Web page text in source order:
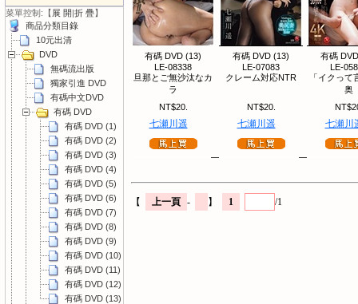
菜單控制:【展 開|折 疊】
商品分類目錄
10元出清
DVD
無碼流出版
獨家引進 DVD
有碼中文DVD
有碼 DVD
有碼 DVD (1)
有碼 DVD (2)
有碼 DVD (3)
有碼 DVD (4)
有碼 DVD (5)
有碼 DVD (6)
有碼 DVD (7)
有碼 DVD (8)
有碼 DVD (9)
有碼 DVD (10)
有碼 DVD (11)
有碼 DVD (12)
有碼 DVD (13)
有碼 DVD (13)
LE-08338
旦那とご無沙汰なカ
ラ
NT$20.
七瀬川遥
有碼 DVD (13)
LE-07083
クレーム対応NTR
NT$20.
七瀬川遥
有碼
LE-
「イクって
奥
七瀬川
【 上一頁 - 】 1 /1